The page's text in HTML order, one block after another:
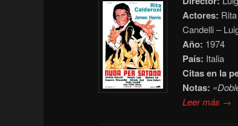
Actores:
Candelli –
Año: 1974
País: Italia
Citas en la
Notas:
Leer más →